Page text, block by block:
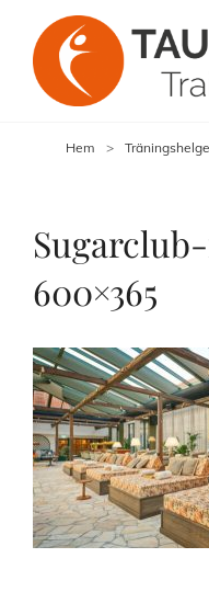
Hem >
600×365